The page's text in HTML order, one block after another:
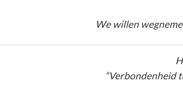
We willen
“Verbondenheid